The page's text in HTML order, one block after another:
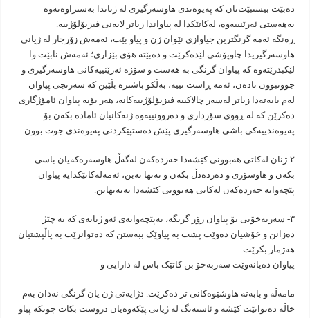
دەبێت بیستبێت‌تان کە پەیوەندی هاوسەرگیری لە ژناندا بەستراوەتەوە
بەهەستی ئەرێنییەوە، لەکاتێکدا لە پیاواندا‌‌‌ ‌زیاتر لایەنی فیزیۆلۆژییە.
ڕەنگە ئەمە گرنگترین جیاوازی نێوان ژن و پیاو بێت، ئەمەش زۆرجار لە ژیانی
هاوسەرگیریدا چاوپۆشی لێدەکرێت و دەبێتە هۆی بێزاری؛ ئەمەش نابێت وا
لێکبدرێتەوە کە پیاوان گرنگی بە هەست و سۆزە ئەرێنییەکانی هاوسەرگیری و
جووتبوون نادەن، ئەمە ڕاست نییە، بەڵکو باشترە بڵێین کە سەرنجی پیاوان
لەم بابەتەدا زیاتر لەسەر چالاکییە فیزیۆلۆژییەکانە، هەر بۆیە پیاوان ئامۆژگاری
دەکرێن کە لە ڕووی سۆزداری و دەروونییەوە ژنەکانیان ئامادە بکەن بۆ
پەیوەندییەکی باشی هاوسەرگیری پێش دەستپێکردنی پەیوەندی جوت بوون.
۲-ژنان لەکاتی هەبوونی کێشەدا حەزدەکەن لەگەڵ هاوسەرەکەیان باسی
بکەن و هاوسۆزی و دەردەدڵ بکەن و تەنها نەبن، ئەمەلەکاتێکدایە پیاوان
پێچەوانە حەزدەکەن لەکاتی هەبوونی کێشەدا بەتەنهابن.
۳- سەربەخۆیی بۆ پیاوان زۆر گرنگە، بەپێچەوانەی ئەو ژنانەی کە بە چێژ
دەزانن و خۆشیان دەوێت پشت بە پیاوێک ببەستن کە دەتوانرێت بە پاڵپشتیان
هەژمار بکرێت.
پیاوان دەیانەوێت سەربەخۆ بن کاتێک باس لە دارایی و
مامەڵە و بابەتە هاوشێوەکانی تر دەکرێت. دژایەتی ژن یان گرنگی نەدان بەم
خاڵە دەتوانێت کێشە و ئاستەنگ لە ژیانی پێکەوەیان دروست بکات چونکە پیاو